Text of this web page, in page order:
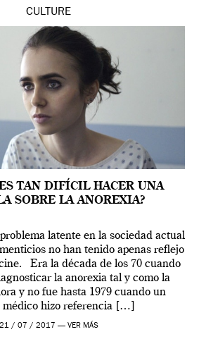
CULTURE
TAN DIFÍCIL HACER UNA
SOBRE LA ANOREXIA?
latente en la sociedad actual
no han tenido apenas reflejo
Era la década de los 70 cuando
la anorexia tal y como la
y no fue hasta 1979 cuando un
médico hizo referencia […]
21 / 07 / 2017 — VER MÁS